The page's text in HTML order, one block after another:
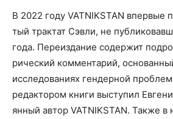
В 2022 году VATNIKSTAN впер­вые
тый трак­тат Сэв­ли, не
года. Пере­из­да­ние содер­жит
ри­че­ский ком­мен­та­рий,
иссле­до­ва­ни­ях ген­дер­ной
редак­то­ром кни­ги высту­пил
ян­ный автор VATNIKSTAN. Так­же в